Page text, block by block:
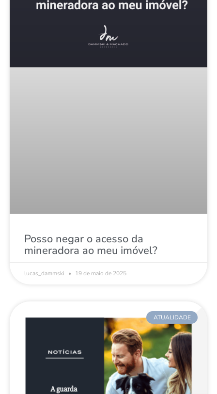
Posso negar o acesso da
mineradora ao meu imóvel?
lucas_dammski 19 de maio de 2025
ATUALIDADE